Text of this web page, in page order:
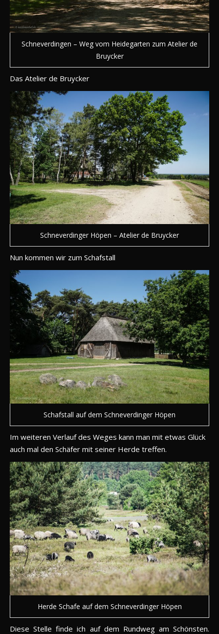
Schneverdingen – Weg vom Heidegarten zum Atelier de
Bruycker
Das Atelier de Bruycker
Schneverdinger Höpen – Atelier de Bruycker
Nun kommen wir zum Schafstall
Schafstall auf dem Schneverdinger Höpen
Im weiteren Verlauf des Weges kann man mit etwas Glück
auch mal den Schäfer mit seiner Herde treffen.
Herde Schafe auf dem Schneverdinger Höpen
Diese Stelle finde ich auf dem Rundweg am Schönsten.